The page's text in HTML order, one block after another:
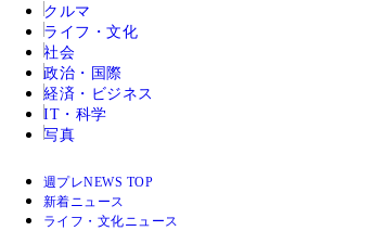
クルマ
ライフ・文化
社会
政治・国際
経済・ビジネス
IT・科学
写真
週プレNEWS TOP
新着ニュース
ライフ・文化ニュース